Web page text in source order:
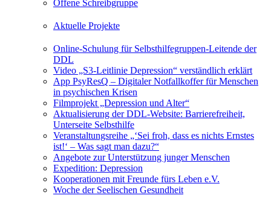
Offene Schreibgruppe
Aktuelle Projekte
Online-Schulung für Selbsthilfegruppen-Leitende der
DDL
Video „S3-Leitlinie Depression“ verständlich erklärt
App PsyResQ – Digitaler Notfallkoffer für Menschen
in psychischen Krisen
Filmprojekt „Depression und Alter“
Aktualisierung der DDL-Website: Barrierefreiheit,
Unterseite Selbsthilfe
Veranstaltungsreihe „‘Sei froh, dass es nichts Ernstes
ist!‘ – Was sagt man dazu?“
Angebote zur Unterstützung junger Menschen
Expedition: Depression
Kooperationen mit Freunde fürs Leben e.V.
Woche der Seelischen Gesundheit